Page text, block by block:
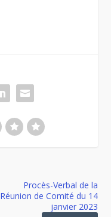
Procès-Verbal de la
Réunion de Comité du 14
janvier 2023